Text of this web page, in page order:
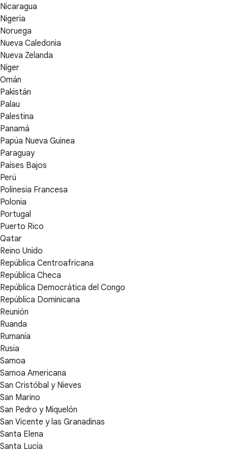
Nicaragua
Nigeria
Noruega
Nueva Caledonia
Nueva Zelanda
Níger
Omán
Pakistán
Palau
Palestina
Panamá
Papúa Nueva Guinea
Paraguay
Países Bajos
Perú
Polinesia Francesa
Polonia
Portugal
Puerto Rico
Qatar
Reino Unido
República Centroafricana
República Checa
República Democrática del Congo
República Dominicana
Reunión
Ruanda
Rumanía
Rusia
Samoa
Samoa Americana
San Cristóbal y Nieves
San Marino
San Pedro y Miquelón
San Vicente y las Granadinas
Santa Elena
Santa Lucía